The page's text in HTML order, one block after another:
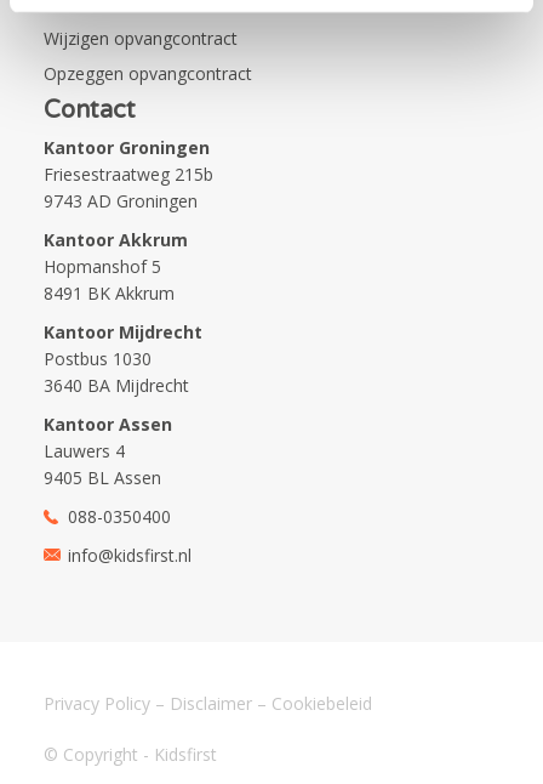
Wijzigen opvangcontract
Opzeggen opvangcontract
Contact
Kantoor Groningen
Friesestraatweg 215b
9743 AD Groningen
Kantoor Akkrum
Hopmanshof 5
8491 BK Akkrum
Kantoor Mijdrecht
Postbus 1030
3640 BA Mijdrecht
Kantoor Assen
Lauwers 4
9405 BL Assen
088-0350400
info@kidsfirst.nl
© Copyright - Kidsfirst
Privacy Policy – Disclaimer – Cookiebeleid